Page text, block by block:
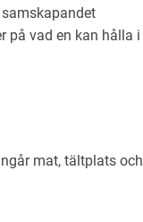
på vad en kan hålla i
mat, tältplats och